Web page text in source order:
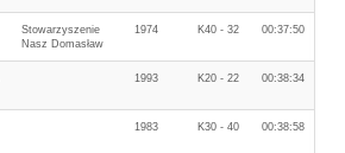
Stowarzyszenie
Nasz Domasław
1974 K40 - 32 00:37:50
1993 K20 - 22 00:38:34
1983 K30 - 40 00:38:58